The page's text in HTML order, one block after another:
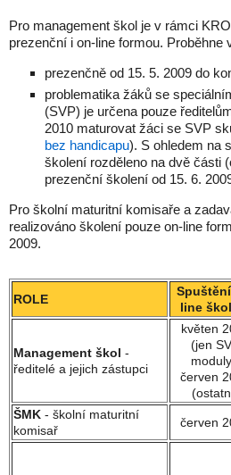
Pro management škol je v rámci
prezenční i on-line formou. Proběhne
prezenčně od 15. 5. 2009 do
problematika žáků se
(SVP) je určena pouze
2010 maturovat žáci se SVP
bez handicapu). S ohledem na
školení rozděleno na dvě části
prezenční školení od 15. 6.
Pro školní maturitní komisaře a
realizováno školení pouze on-line
2009.
ROLE
line
Management škol -
ředitelé a jejich zástupci
květen
(jen
červen
ŠMK - školní maturitní
komisař
červen